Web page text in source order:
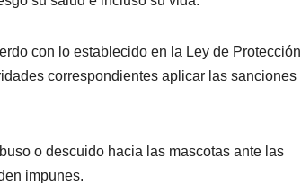
con lo establecido en la Ley de Protección
correspondientes aplicar las sanciones
o descuido hacia las mascotas ante las
impunes.